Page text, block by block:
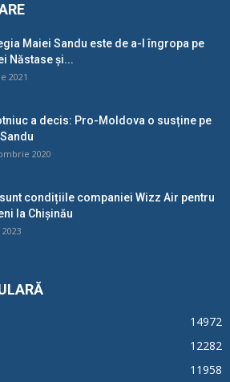
Maiei Sandu este de a-l îngropa pe
Năstase și...
2021
a decis: Pro-Moldova o susține pe
2020
condițiile companiei Wizz Air pentru
la Chișinău
14972
12282
11958